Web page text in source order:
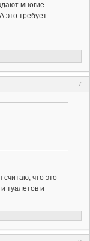
многие.
это требует
7
считаю, что это
туалетов и